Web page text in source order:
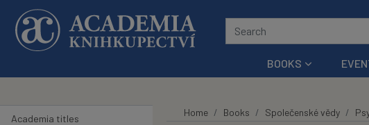
Skip to main content
BOOKS
Academia titles
Home Books Společenské vědy